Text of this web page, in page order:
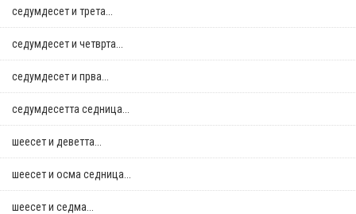
седумдесет и трета...
седумдесет и четврта...
седумдесет и прва...
седумдесетта седница...
шеесет и деветта...
шеесет и осма седница...
шеесет и седма...